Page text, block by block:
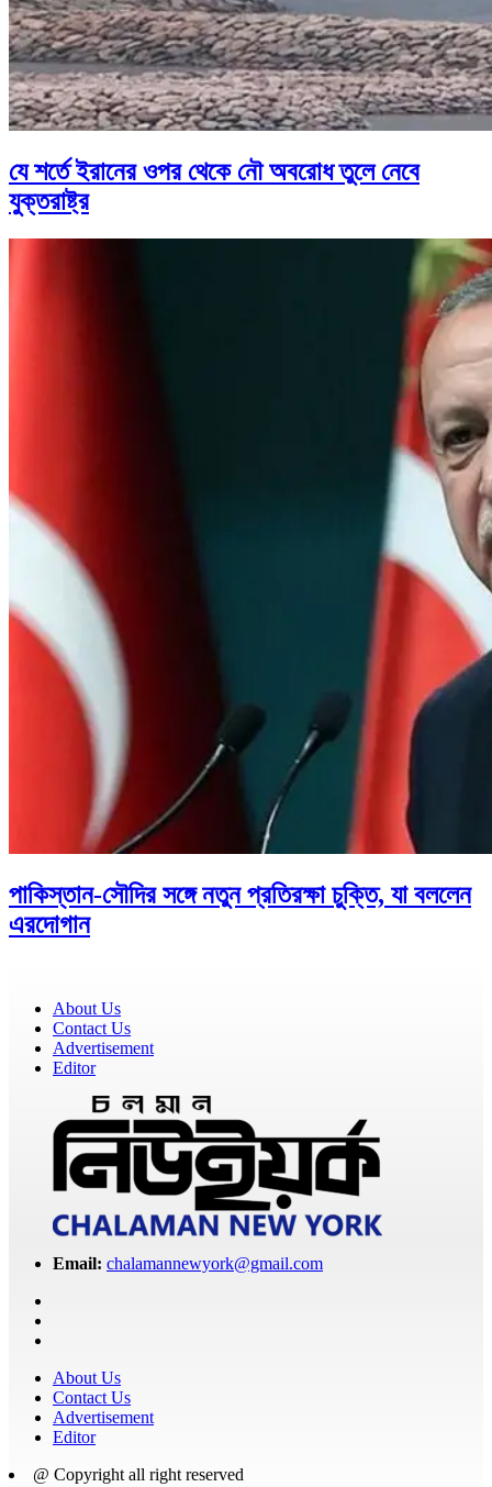
যে শর্তে ইরানের ওপর থেকে নৌ অবরোধ তুলে নেবে
যুক্তরাষ্ট্র
পাকিস্তান-সৌদির সঙ্গে নতুন প্রতিরক্ষা চুক্তি, যা বললেন
এরদোগান
About Us
Contact Us
Advertisement
Editor
Email: chalamannewyork@gmail.com
About Us
Contact Us
Advertisement
Editor
@ Copyright all right reserved